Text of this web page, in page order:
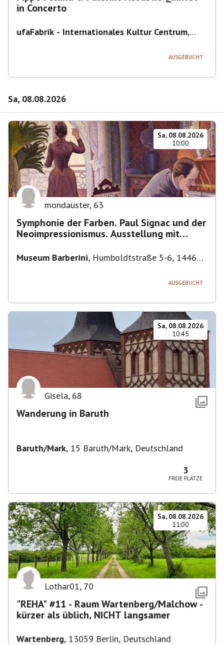
in Concerto
ufaFabrik - Internationales Kultur Centrum,
AUSGEBUCHT
Sa, 08.08.2026
Sa, 08.08.2026
10:00
mondauster, 63
Symphonie der Farben. Paul Signac und der
Neoimpressionismus. Ausstellung mit
Museum Barberini, Humboldtstraße 5-6, 14467
AUSGEBUCHT
Sa, 08.08.2026
10:45
Gisela, 68
Wanderung in Baruth
Baruth/Mark, 15 Baruth/Mark, Deutschland
3
FREIE PLÄTZE
Sa, 08.08.2026
11:00
Lothar01, 70
"REHA" #11 - Raum Wartenberg/Malchow -
kürzer als üblich, NICHT langsamer
Wartenberg, 13059 Berlin, Deutschland